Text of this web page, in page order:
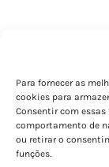
Para fornecer as
cookies para
Consentir com
comportamento de
ou retirar o
funções.